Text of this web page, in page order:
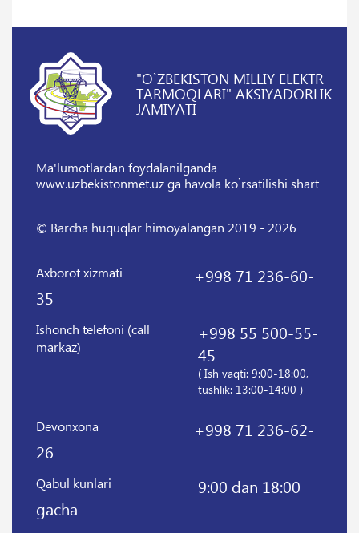
"O`ZBEKISTON MILLIY ELEKTR
TARMOQLARI" AKSIYADORLIK
JAMIYATI
Ma'lumotlardan foydalanilganda
www.uzbekistonmet.uz ga havola ko`rsatilishi shart
© Barcha huquqlar himoyalangan 2019 - 2026
Axborot xizmati
+998 71 236-60-
35
Ishonch telefoni (call
markaz)
+998 55 500-55-
45
( Ish vaqti: 9:00-18:00,
tushlik: 13:00-14:00 )
Devonxona
+998 71 236-62-
26
Qabul kunlari
9:00 dan 18:00
gacha